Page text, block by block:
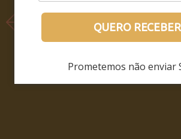
QUERO RECEBER
Prometemos não enviar